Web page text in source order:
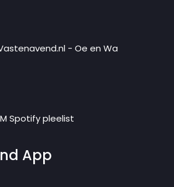
- Oe en Wa
Spotify pleelist
App